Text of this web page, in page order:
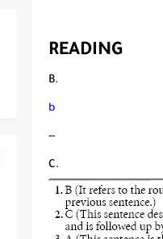
READING
B.
b
--
C.